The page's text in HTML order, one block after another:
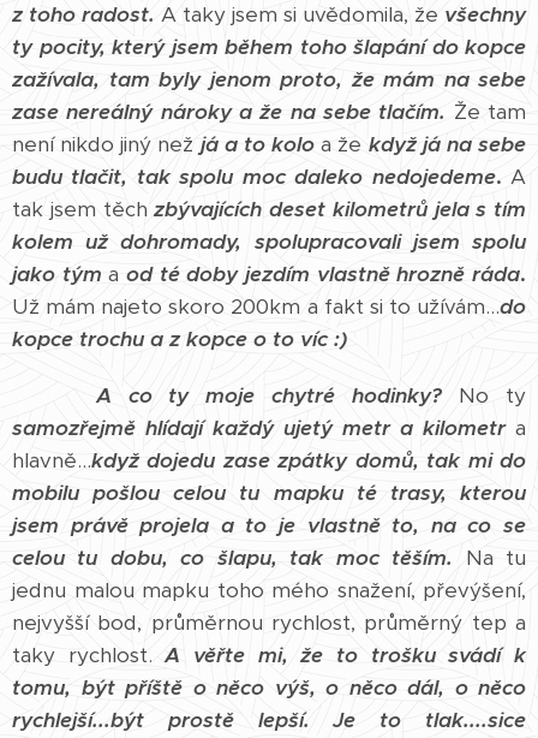
z toho radost. A taky jsem si uvědomila, že všechny
ty pocity, který jsem během toho šlapání do kopce
zažívala, tam byly jenom proto, že mám na sebe
zase nereálný nároky a že na sebe tlačím. Že tam
není nikdo jiný než já a to kolo a že když já na sebe
budu tlačit, tak spolu moc daleko nedojedeme. A
tak jsem těchzbývajících deset kilometrů jela s tím
kolem už dohromady, spolupracovali jsem spolu
jako týmaod té doby jezdím vlastně hrozně ráda.
Už mám najeto skoro 200km a fakt si to užívám...do
kopce trochu a z kopce o to víc :)
A co ty moje chytré hodinky?
No ty
samozřejmě hlídají každý ujetý metr a kilometra
hlavně...když dojedu zase zpátky domů, tak mi do
mobilu pošlou celou tu mapku té trasy, kterou
jsem právě projela a to je vlastně to, na co se
celou tu dobu, co šlapu, tak moc těším.
Na tu
jednu malou mapku toho mého snažení, převýšení,
nejvyšší bod, průměrnou rychlost, průměrný tep a
taky rychlost.A věřte mi, že to trošku svádí k
tomu, být příště o něco výš, o něco dál, o něco
rychlejší...být prostě lepší. Je to tlak....sice